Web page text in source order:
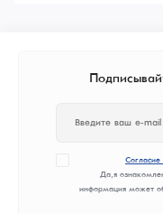
Согласие
Да, я
информация может